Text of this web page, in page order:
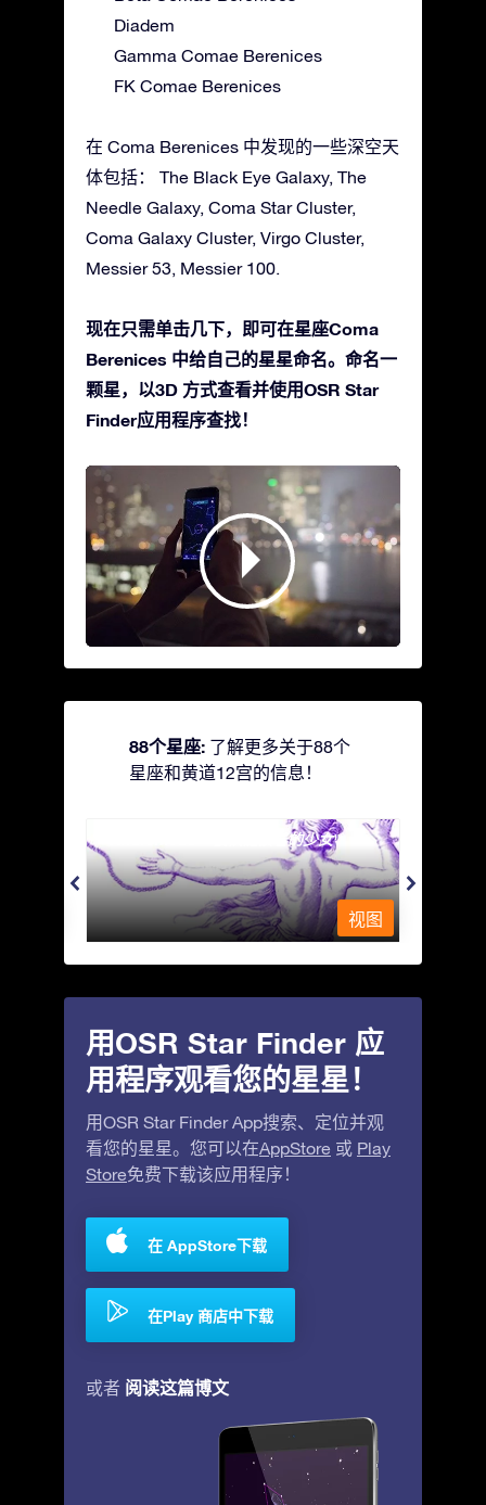
Diadem
Gamma Comae Berenices
FK Comae Berenices
在 Coma Berenices 中发现的一些深空天
体包括： The Black Eye Galaxy, The
Needle Galaxy, Coma Star Cluster,
Coma Galaxy Cluster, Virgo Cluster,
Messier 53, Messier 100.
现在只需单击几下，即可在星座Coma
Berenices 中给自己的星星命名。命名一
颗星，以3D 方式查看并使用OSR Star
Finder应用程序查找！
88个星座: 了解更多关于88个
星座和黄道12宫的信息！
Andromeda - 被铁链锁着的少女
视图
用OSR Star Finder 应
用程序观看您的星星！
用OSR Star Finder App搜索、定位并观
看您的星星。您可以在AppStore 或 Play
Store免费下载该应用程序！
在 AppStore下载
在Play 商店中下载
或者 阅读这篇博文